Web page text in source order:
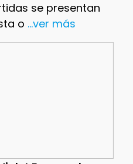
se presentan
o ...ver más